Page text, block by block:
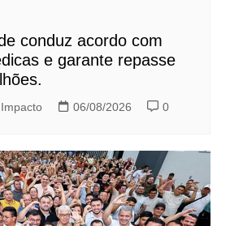
conduz acordo com
e garante repasse
06/08/2026 0